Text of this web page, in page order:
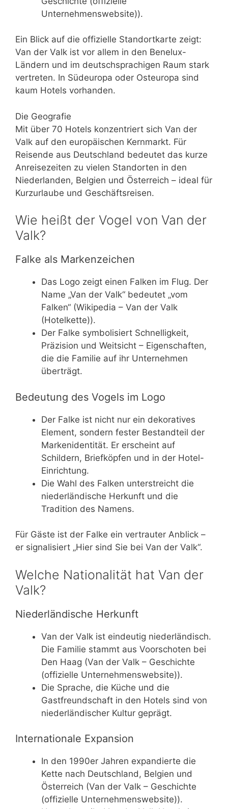
Unternehmenswebsite)).
Ein Blick auf die offizielle Standortkarte zeigt:
Van der Valk ist vor allem in den Benelux-
Ländern und im deutschsprachigen Raum stark
vertreten. In Südeuropa oder Osteuropa sind
kaum Hotels vorhanden.
Die Geografie
Mit über 70 Hotels konzentriert sich Van der
Valk auf den europäischen Kernmarkt. Für
Reisende aus Deutschland bedeutet das kurze
Anreisezeiten zu vielen Standorten in den
Niederlanden, Belgien und Österreich – ideal für
Kurzurlaube und Geschäftsreisen.
Wie heißt der Vogel von Van der
Valk?
Falke als Markenzeichen
Das Logo zeigt einen Falken im Flug. Der
Name „Van der Valk“ bedeutet „vom
Falken“ (Wikipedia – Van der Valk
(Hotelkette)).
Der Falke symbolisiert Schnelligkeit,
Präzision und Weitsicht – Eigenschaften,
die die Familie auf ihr Unternehmen
überträgt.
Bedeutung des Vogels im Logo
Der Falke ist nicht nur ein dekoratives
Element, sondern fester Bestandteil der
Markenidentität. Er erscheint auf
Schildern, Briefköpfen und in der Hotel-
Einrichtung.
Die Wahl des Falken unterstreicht die
niederländische Herkunft und die
Tradition des Namens.
Für Gäste ist der Falke ein vertrauter Anblick –
er signalisiert „Hier sind Sie bei Van der Valk“.
Welche Nationalität hat Van der
Valk?
Niederländische Herkunft
Van der Valk ist eindeutig niederländisch.
Die Familie stammt aus Voorschoten bei
Den Haag (Van der Valk – Geschichte
(offizielle Unternehmenswebsite)).
Die Sprache, die Küche und die
Gastfreundschaft in den Hotels sind von
niederländischer Kultur geprägt.
Internationale Expansion
In den 1990er Jahren expandierte die
Kette nach Deutschland, Belgien und
Österreich (Van der Valk – Geschichte
(offizielle Unternehmenswebsite)).